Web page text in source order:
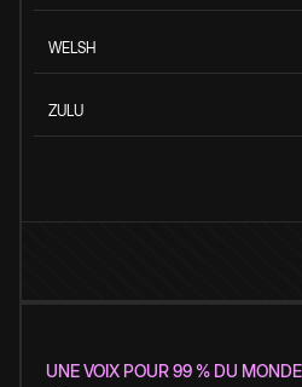
WELSH
ZULU
UNE VOIX POUR 99 % DU MONDE